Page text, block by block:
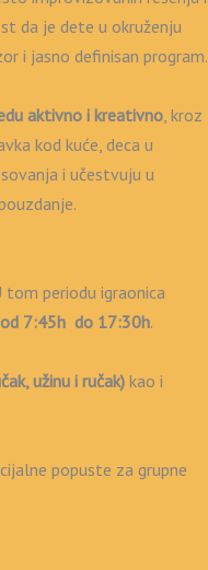
da je dete u okruženju
i jasno definisan program.
aktivno i kreativno , kroz
kod kuće, deca u
i učestvuju u
tom periodu igraonica
od 7:45h do 17:30h.
užinu i ručak) kao i
popuste za grupne